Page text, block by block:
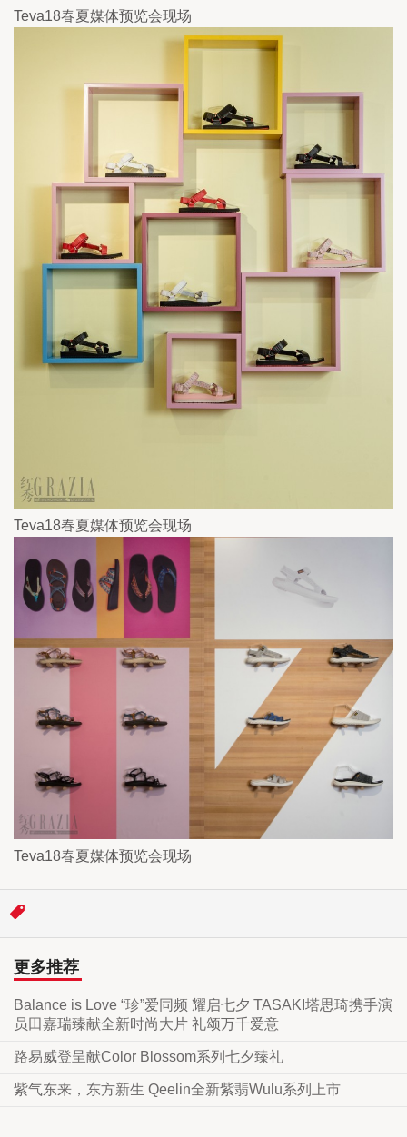
Teva18春夏媒体预览会现场
Teva18春夏媒体预览会现场
Teva18春夏媒体预览会现场
更多推荐
Balance is Love “珍”爱同频 耀启七夕 TASAKI塔思琦携手演
员田嘉瑞臻献全新时尚大片 礼颂万千爱意
路易威登呈献Color Blossom系列七夕臻礼
紫气东来，东方新生 Qeelin全新紫翡Wulu系列上市